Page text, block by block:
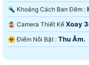
🔦 Khoảng Cách Ban Đêm :
🤹 Camera Thiết Kế Xoay
️☣️ Điểm Nỗi Bật : Thu Âm.